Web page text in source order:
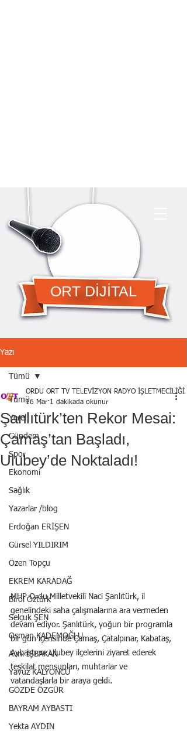
ORT DİJİTAL
Yazı
Tümü
Yerel
Gündem
Spor
Ekonomi
Sağlık
Yazarlar /blog
Erdoğan ERİŞEN
Gürsel YILDIRIM
Özen Topçu
EKREM KARADAĞ
Birol Öztürk
Selçuk ŞEN
Osman KADEMOĞLU
Avni İŞBAKAN
Yavuz KALYONCU
GÖZDE ÖZGÜR
BAYRAM AYBASTI
Yekta AYDIN
Tümü
Şanlıtürk’ten Rekor Mesai:
Çamaş’tan Başladı,
Ulubey’de Noktaladı!
ORDU ORT TV TELEVİZYON RADYO İŞLETMECİLİĞİ
16 Mar 1 dakikada okunur
MHP Ordu Milletvekili Naci Şanlıtürk, il
genelindeki saha çalışmalarına ara vermeden
devam ediyor. Şanlıtürk, yoğun bir programla
bir gün içerisinde Çamaş, Çatalpınar, Kabataş,
Aybastı ve Ulubey ilçelerini ziyaret ederek
teşkilat mensupları, muhtarlar ve
vatandaşlarla bir araya geldi.